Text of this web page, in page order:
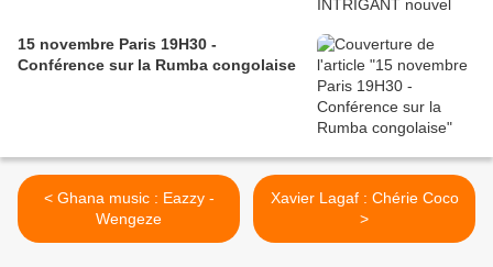
15 novembre Paris 19H30 -
Conférence sur la Rumba congolaise
< Ghana music : Eazzy -
Wengeze
Xavier Lagaf : Chérie Coco
>